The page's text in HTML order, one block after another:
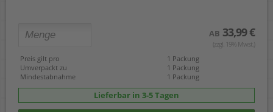
AB 33,99 €
(zzgl. 19% Mwst.)
Preis gilt pro
1 Packung
Umverpackt zu
1 Packung
Mindestabnahme
1 Packung
Lieferbar in 3-5 Tagen